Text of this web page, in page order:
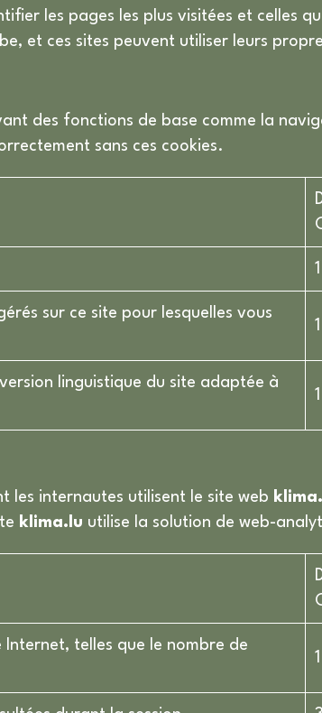
les pages les plus visitées et celles
et ces sites peuvent utiliser leurs
des fonctions de base comme la
sans ces cookies.
sur ce site pour lesquelles vous
linguistique du site adaptée à
les internautes utilisent le site web
klima.lu utilise la solution de web-
Internet, telles que le nombre de